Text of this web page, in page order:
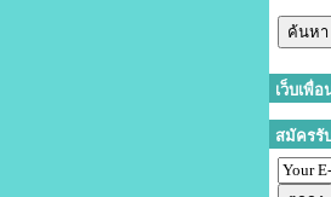
เว็บเพื่
สมัครรั